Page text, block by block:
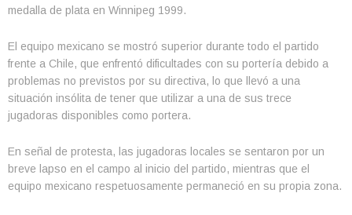
medalla de plata en Winnipeg 1999.
El equipo mexicano se mostró superior durante todo el partido
frente a Chile, que enfrentó dificultades con su portería debido a
problemas no previstos por su directiva, lo que llevó a una
situación insólita de tener que utilizar a una de sus trece
jugadoras disponibles como portera.
En señal de protesta, las jugadoras locales se sentaron por un
breve lapso en el campo al inicio del partido, mientras que el
equipo mexicano respetuosamente permaneció en su propia zona.